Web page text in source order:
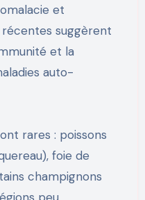
et
récentes suggèrent
et la
auto-
rares : poissons
foie de
champignons
peu